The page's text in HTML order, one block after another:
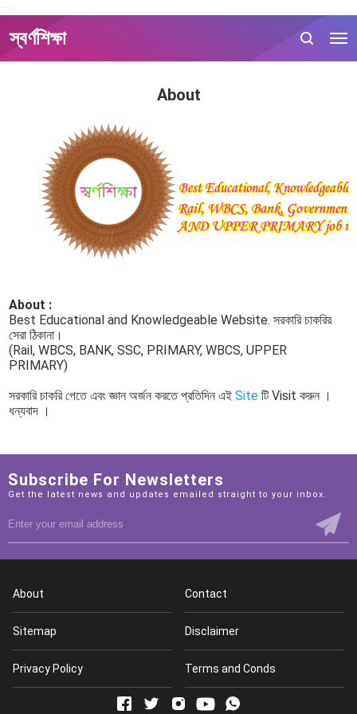
স্বর্ণশিক্ষা
About
About :
Best Educational and Knowledgeable Website. সরকারি চাকরির
সেরা ঠিকানা।
(Rail, WBCS, BANK, SSC, PRIMARY, WBCS, UPPER
PRIMARY)
সরকারি চাকরি পেতে এবং জ্ঞান অর্জন করতে প্রতিদিন এইSite টি Visit করুন ।
ধন্যবাদ ।
Subscribe For Newsletters
Get the latest news and updates emailed straight to your inbox.
About Contact
Sitemap Disclaimer
Privacy Policy Terms and Conds